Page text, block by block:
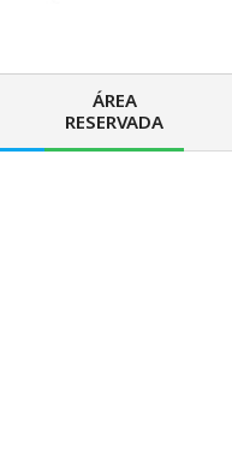
ÁREA
RESERVADA